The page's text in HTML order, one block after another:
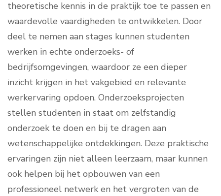
theoretische kennis in de praktijk toe te passen en
waardevolle vaardigheden te ontwikkelen. Door
deel te nemen aan stages kunnen studenten
werken in echte onderzoeks- of
bedrijfsomgevingen, waardoor ze een dieper
inzicht krijgen in het vakgebied en relevante
werkervaring opdoen. Onderzoeksprojecten
stellen studenten in staat om zelfstandig
onderzoek te doen en bij te dragen aan
wetenschappelijke ontdekkingen. Deze praktische
ervaringen zijn niet alleen leerzaam, maar kunnen
ook helpen bij het opbouwen van een
professioneel netwerk en het vergroten van de